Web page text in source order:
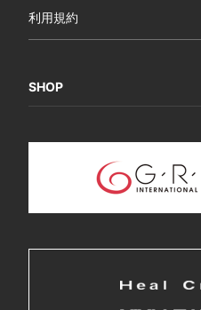
利用規約
SHOP